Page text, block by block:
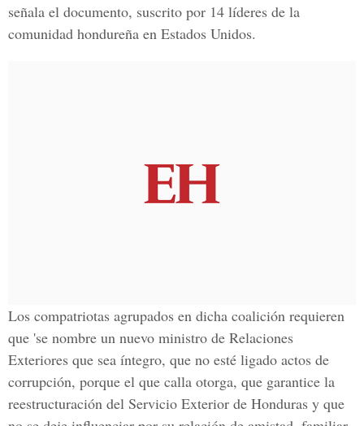
señala el documento, suscrito por 14 líderes de la
comunidad hondureña en Estados Unidos.
Los compatriotas agrupados en dicha coalición requieren
que 'se nombre un nuevo ministro de Relaciones
Exteriores que sea íntegro, que no esté ligado actos de
corrupción, porque el que calla otorga, que garantice la
reestructuración del Servicio Exterior de Honduras y que